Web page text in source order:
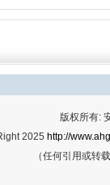
版权所有:
2025 http://
（任何引用或转